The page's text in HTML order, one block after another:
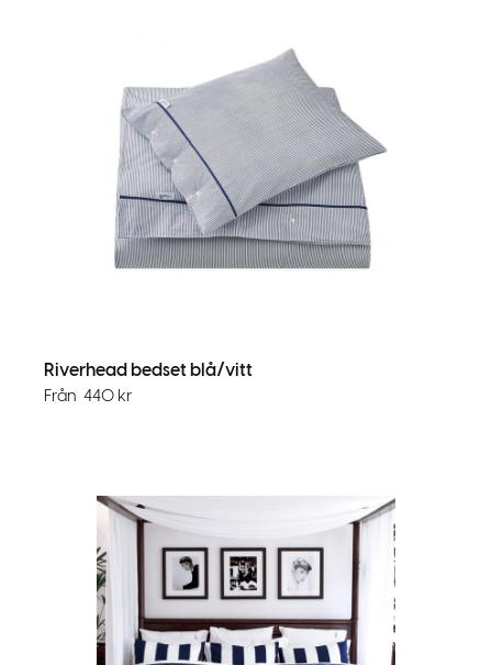
Riverhead bedset blå/vitt
Från 440 kr